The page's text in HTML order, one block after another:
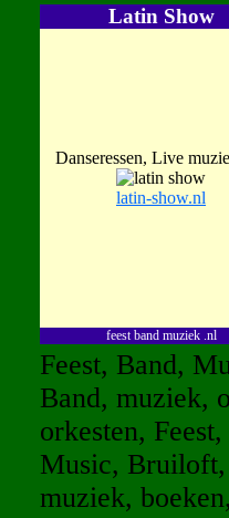
Latin Show
Danseressen, Live
latin-show.nl
feest band muziek .nl
Feest, Band,
Band, muziek,
orkesten,
Music, Bruiloft,
muziek,